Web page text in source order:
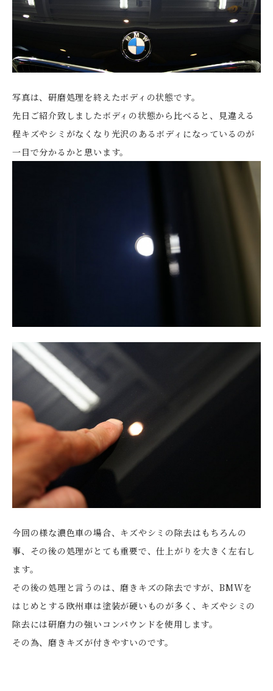
写真は、研磨処理を終えたボディの状態です。
先日ご紹介致しましたボディの状態から比べると、見違える
程キズやシミがなくなり光沢のあるボディになっているのが
一目で分かるかと思います。
今回の様な濃色車の場合、キズやシミの除去はもちろんの
事、その後の処理がとても重要で、仕上がりを大きく左右し
ます。
その後の処理と言うのは、磨きキズの除去ですが、BMWを
はじめとする欧州車は塗装が硬いものが多く、キズやシミの
除去には研磨力の強いコンパウンドを使用します。
その為、磨きキズが付きやすいのです。